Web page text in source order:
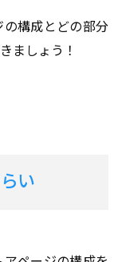
構成とどの部分
ましょう！
い